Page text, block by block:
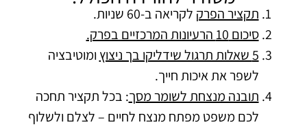
תקציר הפרק לקריאה ב-60 שניות.
סיכום 10 הרעיונות המרכזיים בפרק.
5 שאלות תרגול שידליקו בך ניצוץ
ומוטיבציה
לשפר את איכות חייך.
תובנה מנצחת לשומר מסך: בכל תקציר תחכה
לכם משפט מפתח מנצח לחיים – לצלם ולשלוף